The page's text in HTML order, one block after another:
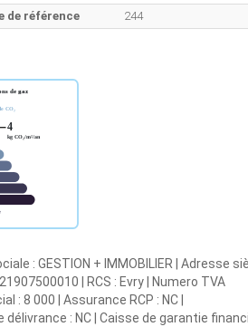
de référence 244
: GESTION + IMMOBILIER | Adresse
| RCS : Evry | Numero TVA
: 8 000 | Assurance RCP : NC |
: NC | Caisse de garantie